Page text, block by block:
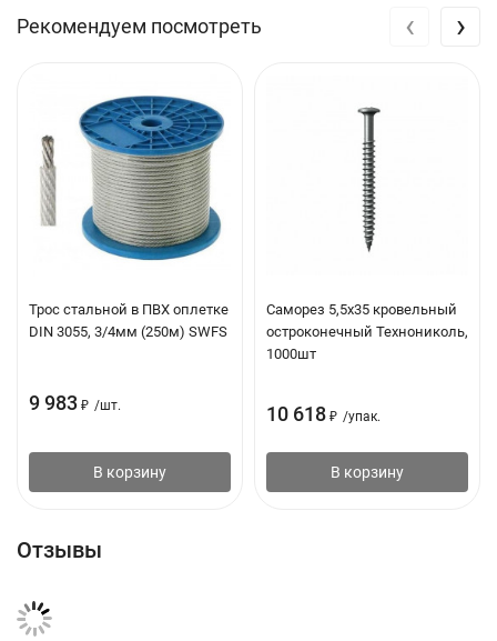
Подконструкции
Шкафчики
Плинтусы
Обшивка досками
Кабельные каналы
Опоры трубопроводов
Рекомендуем посмотреть
Трос стальной в ПВХ оплетке
DIN 3055, 3/4мм (250м) SWFS
9 983 ₽ /шт.
В корзину
Саморез 5,5х35 кровельный
остроконечный Технониколь,
1000шт
10 618 ₽ /упак.
В корзину
‹ ›
Отзывы